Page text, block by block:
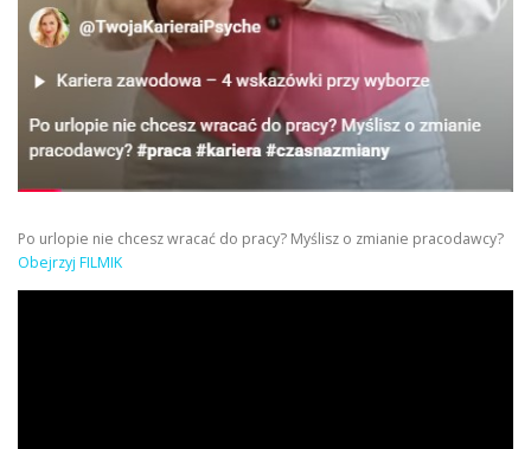
Po urlopie nie chcesz wracać do pracy? Myślisz o zmianie pracodawcy?
Obejrzyj FILMIK